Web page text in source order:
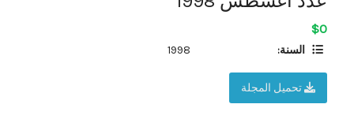
$0
السنة: 1998
تحميل المجلة